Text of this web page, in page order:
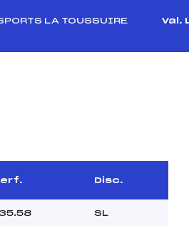
LA TOUSSUIRE Val.
Disc.
SL